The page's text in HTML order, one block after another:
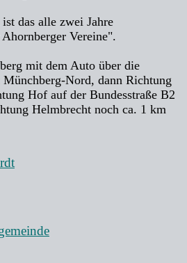
das alle zwei Jahre
Vereine".
mit dem Auto über die
Nord, dann Richtung
Hof auf der Bundesstraße B2
Helmbrecht noch ca. 1 km